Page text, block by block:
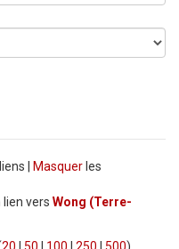
| Masquer les
vers Wong (Terre-